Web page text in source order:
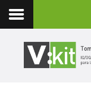
Contacto